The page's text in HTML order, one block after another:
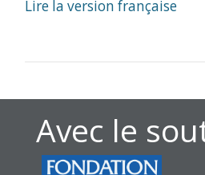
Lire la version française
Avec le